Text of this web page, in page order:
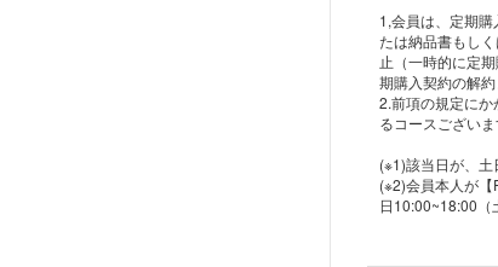
1,会員は、定期
たは納品書もし
止（一時的に定
期購入契約の解
2.前項の規定に
るコースござい
(※1)該当日が、土
(※2)会員本人が